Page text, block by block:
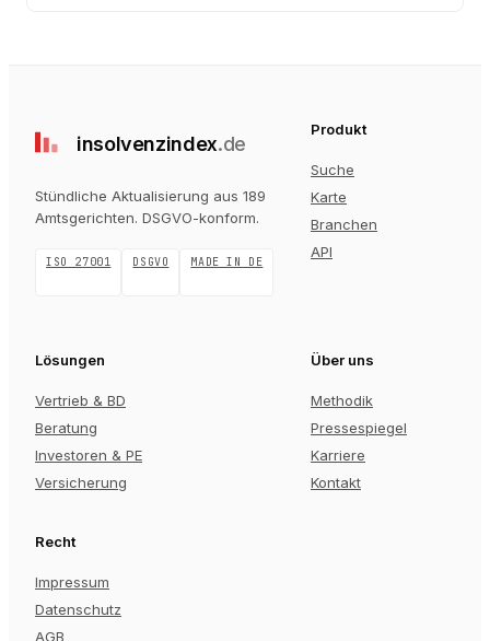
insolvenzindex.de
Stündliche Aktualisierung aus 189
Amtsgerichten. DSGVO-konform.
ISO 27001 DSGVO MADE IN DE
Produkt
Suche
Karte
Branchen
API
Lösungen
Vertrieb & BD
Beratung
Investoren & PE
Versicherung
Über uns
Methodik
Pressespiegel
Karriere
Kontakt
Recht
Impressum
Datenschutz
AGB